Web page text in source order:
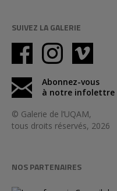
SUIVEZ LA GALERIE
Abonnez-vous
à notre infolettre
© Galerie de l’UQAM,
tous droits réservés, 2026
NOS PARTENAIRES